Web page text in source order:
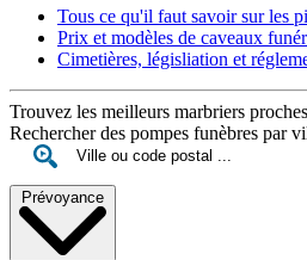
Tous ce qu'il faut savoir sur les
Prix et modèles de caveaux
Cimetières, législiation et
Trouvez les meilleurs marbriers
Rechercher des pompes funèbres par
Prévoyance